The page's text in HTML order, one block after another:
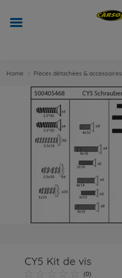
Home Pièces détachées & accessoires
CY5 Kit de vis
(0)